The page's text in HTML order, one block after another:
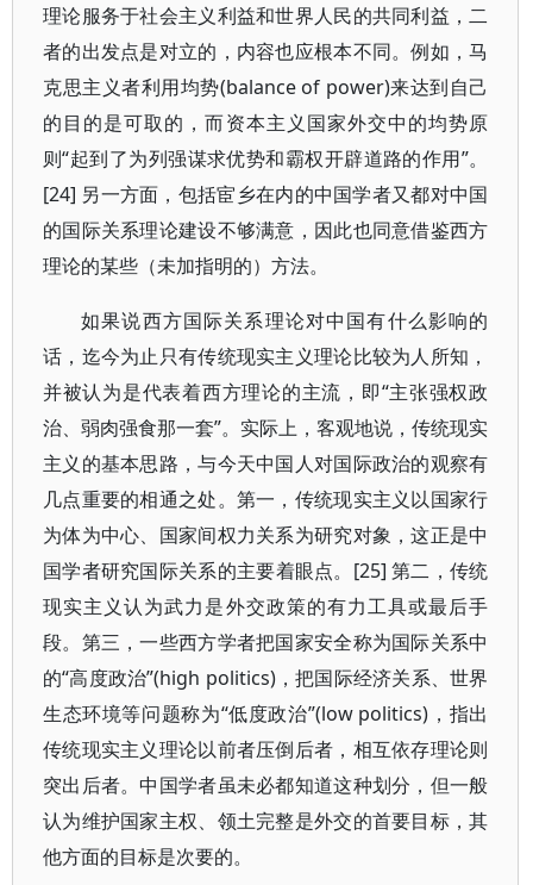
理论服务于社会主义利益和世界人民的共同利益，二
者的出发点是对立的，内容也应根本不同。例如，马
克思主义者利用均势(balance of power)来达到自己
的目的是可取的，而资本主义国家外交中的均势原
则“起到了为列强谋求优势和霸权开辟道路的作用”。
[24] 另一方面，包括宦乡在内的中国学者又都对中国
的国际关系理论建设不够满意，因此也同意借鉴西方
理论的某些（未加指明的）方法。
如果说西方国际关系理论对中国有什么影响的
话，迄今为止只有传统现实主义理论比较为人所知，
并被认为是代表着西方理论的主流，即“主张强权政
治、弱肉强食那一套”。实际上，客观地说，传统现实
主义的基本思路，与今天中国人对国际政治的观察有
几点重要的相通之处。第一，传统现实主义以国家行
为体为中心、国家间权力关系为研究对象，这正是中
国学者研究国际关系的主要着眼点。[25] 第二，传统
现实主义认为武力是外交政策的有力工具或最后手
段。第三，一些西方学者把国家安全称为国际关系中
的“高度政治”(high politics)，把国际经济关系、世界
生态环境等问题称为“低度政治”(low politics)，指出
传统现实主义理论以前者压倒后者，相互依存理论则
突出后者。中国学者虽未必都知道这种划分，但一般
认为维护国家主权、领土完整是外交的首要目标，其
他方面的目标是次要的。